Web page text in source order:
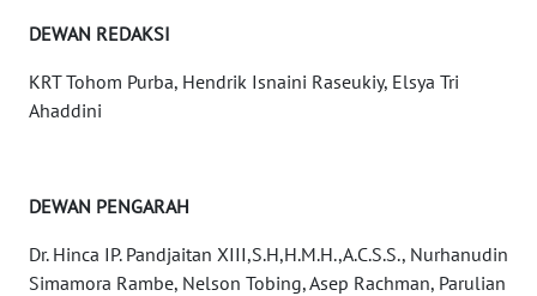
DEWAN REDAKSI
KRT Tohom Purba, Hendrik Isnaini Raseukiy, Elsya Tri
Ahaddini
DEWAN PENGARAH
Dr. Hinca IP. Pandjaitan XIII,S.H,H.M.H.,A.C.S.S., Nurhanudin
Simamora Rambe, Nelson Tobing, Asep Rachman, Parulian
DISCLAIMER
Wahana
News
WN